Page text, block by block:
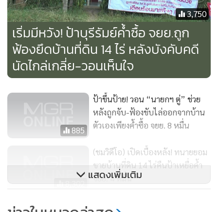
กฎหมาย โดยเฉพาะการเข้าไปประมูลซื้อทรัพย์ที่บังคับคดี ได้ซื้อ
ในนามส่วนตัวไม่ได้บังคับขู่เข็ญตามที่เป็นข่าว อย่างไรก็ตาม หาก
นางวัฒนาไม่ชำระตามหนังสือสัญญา คือภายใน 3 เดือน ก็จะ
ถือว่านางวัฒนาไม่ติดใจอะไรกับที่ดินผืนนี้แล้ว ส่วนการฟ้องเรียก
ค่าเสียหายบุกรุก และการแจ้งความดำเนินคดีบุกรุก ทนาย
รับปากจะทำการถอนแจ้งความทั้งหมด
3,750
เริ่มมีหวัง! ป้าบุรีรัมย์ค้ำซื้อ จยย.ถูก
ฟ้องยึดบ้านที่ดิน 14 ไร่ หลังบังคับคดี
นัดไกล่เกลี่ย-วอนเห็นใจ
885
ป้าขึ้นป้าย! วอน “นายกฯ ตู่” ช่วย
หลังถูกจับ-ฟ้องขับไล่ออกจากบ้าน
ตัวเองเพียงค้ำซื้อ จยย. 8 หมื่น
8,302
(ชมวิดีโอ) เปิดเบื้องหลัง! ทนายยอม
ขายบ้านที่ดิน 14 ไร่คืนป้าเหยื่อค้ำ
จยย. 4 หมื่น
แสดงเพิ่มเติม